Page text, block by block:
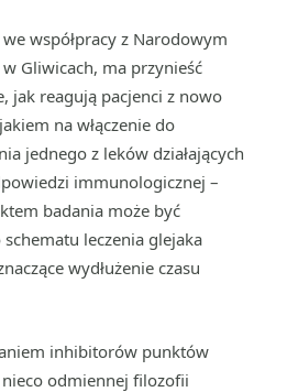
współpracy z Narodowym
Gliwicach, ma przynieść
jak reagują pacjenci z nowo
na włączenie do
jednego z leków działających
immunologicznej –
badania może być
leczenia glejaka
wydłużenie czasu
inhibitorów punktów
odmiennej filozofii